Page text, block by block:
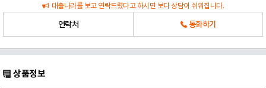
대출나라를 보고 연락드렸다고 하시면 보다 상담이 쉬워집니다.
연락처 통화하기
상품정보